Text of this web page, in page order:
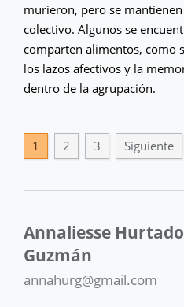
murieron, pero se
colectivo. Algunos se
comparten alimentos, como
los lazos afectivos y la
dentro de la agrupación.
1 2 3 Siguiente
Annaliesse Hurtado
Guzmán
annahurg@gmail.com